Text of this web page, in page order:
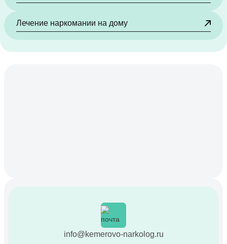
Лечение наркомании на дому
info@kemerovo-narkolog.ru